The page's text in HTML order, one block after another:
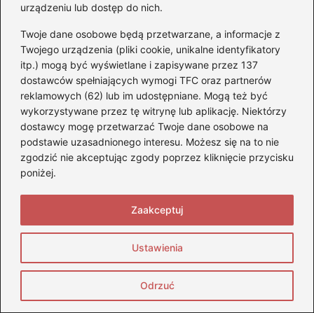
urządzeniu lub dostęp do nich.
Twoje dane osobowe będą przetwarzane, a informacje z
Twojego urządzenia (pliki cookie, unikalne identyfikatory
itp.) mogą być wyświetlane i zapisywane przez 137
dostawców spełniających wymogi TFC oraz partnerów
reklamowych (62) lub im udostępniane. Mogą też być
wykorzystywane przez tę witrynę lub aplikację. Niektórzy
dostawcy mogę przetwarzać Twoje dane osobowe na
podstawie uzasadnionego interesu. Możesz się na to nie
zgodzić nie akceptując zgody poprzez kliknięcie przycisku
poniżej.
Ustawienia
Odrzuć
Zaakceptuj
Antoni Wejcherowski
Pasja do czterech kółek towarzyszy mi odkąd pamiętam.
Na super-bmw.pl łączę wieloletnie doświadczenie
motoryzacyjne z nieustanną ciekawością świata aut,
motocykli i całej branży auto-moto. Piszę o wszystkim, co
napędza współczesną motoryzację: od testów i recenzji
akcesoriów, przez porady dotyczące wyboru samochodu
czy zdawania prawa jazdy, aż po nowinki technologiczne,
silniki, sportowe emocje i wyścigowe rywalizacje. Kocham
prędkość, precyzję i inżynieryjne detale – dlatego na blogu
znajdziesz zarówno praktyczne wskazówki dla kierowców,
jak i ciekawostki techniczne, analizy trendów czy
subiektywne opinie o najnowszych modelach BMW i nie
tylko. Motoryzacja to dla mnie nie tylko hobby, ale styl
życia, którym dzielę się z czytelnikami, budując
solidnego silnika.